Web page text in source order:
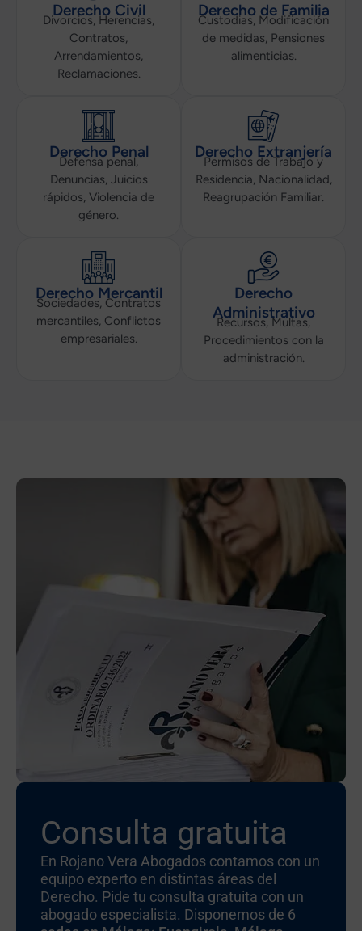
Derecho Civil
Divorcios, Herencias,
Contratos,
Arrendamientos,
Reclamaciones.
Derecho de Familia
Custodias, Modificación
de medidas, Pensiones
alimenticias.
Derecho Penal
Defensa penal,
Denuncias, Juicios
rápidos, Violencia de
género.
Derecho Extranjería
Permisos de Trabajo y
Residencia, Nacionalidad,
Reagrupación Familiar.
Derecho Mercantil
Sociedades, Contratos
mercantiles, Conflictos
empresariales.
Derecho
Administrativo
Recursos, Multas,
Procedimientos con la
administración.
Consulta gratuita
En Rojano Vera Abogados contamos con un
equipo experto en distintas áreas del
Derecho. Pide tu consulta gratuita con un
abogado especialista. Disponemos de 6